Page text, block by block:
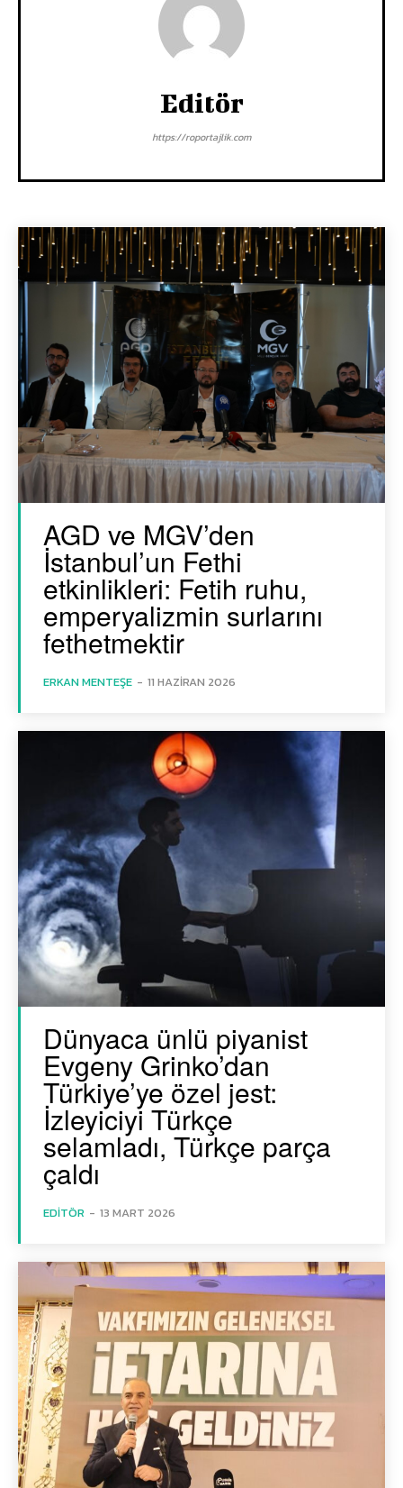
Editör
https://roportajlik.com
AGD ve MGV’den
İstanbul’un Fethi
etkinlikleri: Fetih ruhu,
emperyalizmin surlarını
fethetmektir
ERKAN MENTEŞE - 11 HAZIRAN 2026
Dünyaca ünlü piyanist
Evgeny Grinko’dan
Türkiye’ye özel jest:
İzleyiciyi Türkçe
selamladı, Türkçe parça
çaldı
EDITÖR - 13 MART 2026